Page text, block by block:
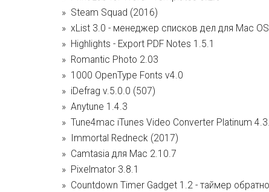
Steam Squad (2016)
xList 3.0 - менеджер списков дел для Maс OS
Highlights - Export PDF Notes 1.5.1
Romantic Photo 2.03
1000 OpenType Fonts v4.0
iDefrag v.5.0.0 (507)
Anytune 1.4.3
Tune4mac iTunes Video Converter Platinum
Immortal Redneck (2017)
Camtasia для Mac 2.10.7
Pixelmator 3.8.1
Countdown Timer Gadget 1.2 - таймер